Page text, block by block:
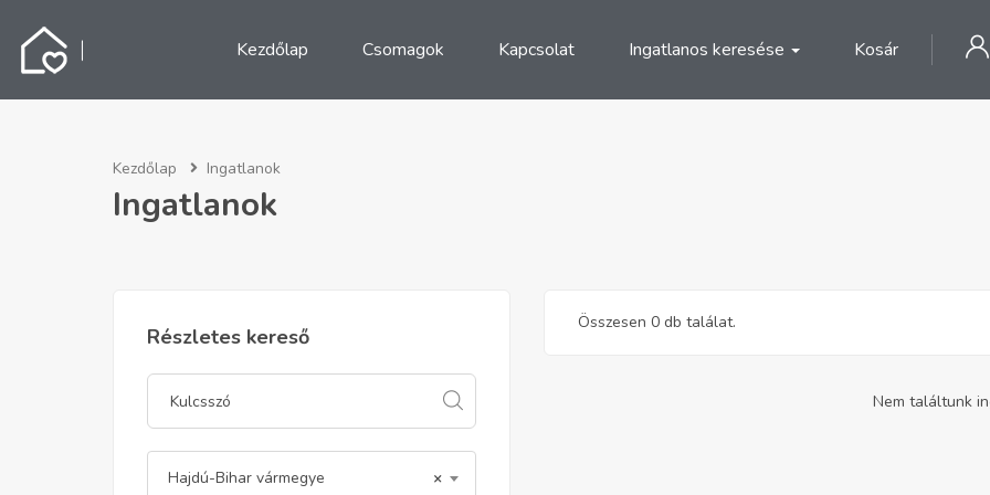
Kezdőlap Csomagok Kapcsolat Ingatlanos keresése Kosár
Kezdőlap Ingatlanok
Ingatlanok
Részletes kereső
×
Hajdú-Bihar vármegye
Összesen 0 db találat.
Nem találtunk